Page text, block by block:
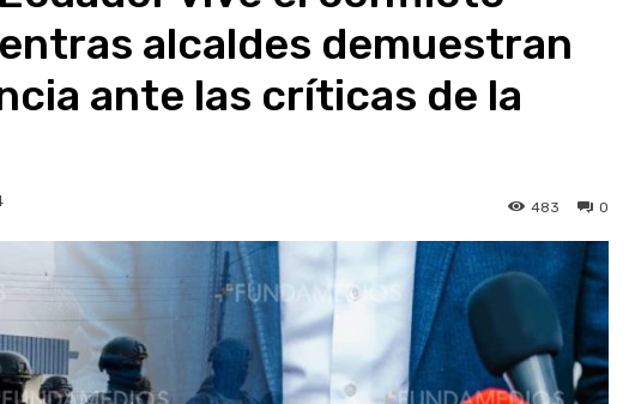
alcaldes demuestran
ante las críticas de la
0
483